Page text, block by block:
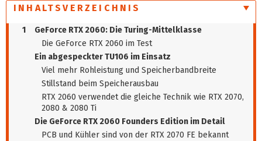
INHALTSVERZEICHNIS
1
GeForce RTX 2060: Die Turing-Mittelklasse
Die GeForce RTX 2060 im Test
Ein abgespeckter TU106 im Einsatz
Viel mehr Rohleistung und Speicherbandbreite
Stillstand beim Speicherausbau
RTX 2060 verwendet die gleiche Technik wie RTX 2070,
2080 & 2080 Ti
Die GeForce RTX 2060 Founders Edition im Detail
PCB und Kühler sind von der RTX 2070 FE bekannt